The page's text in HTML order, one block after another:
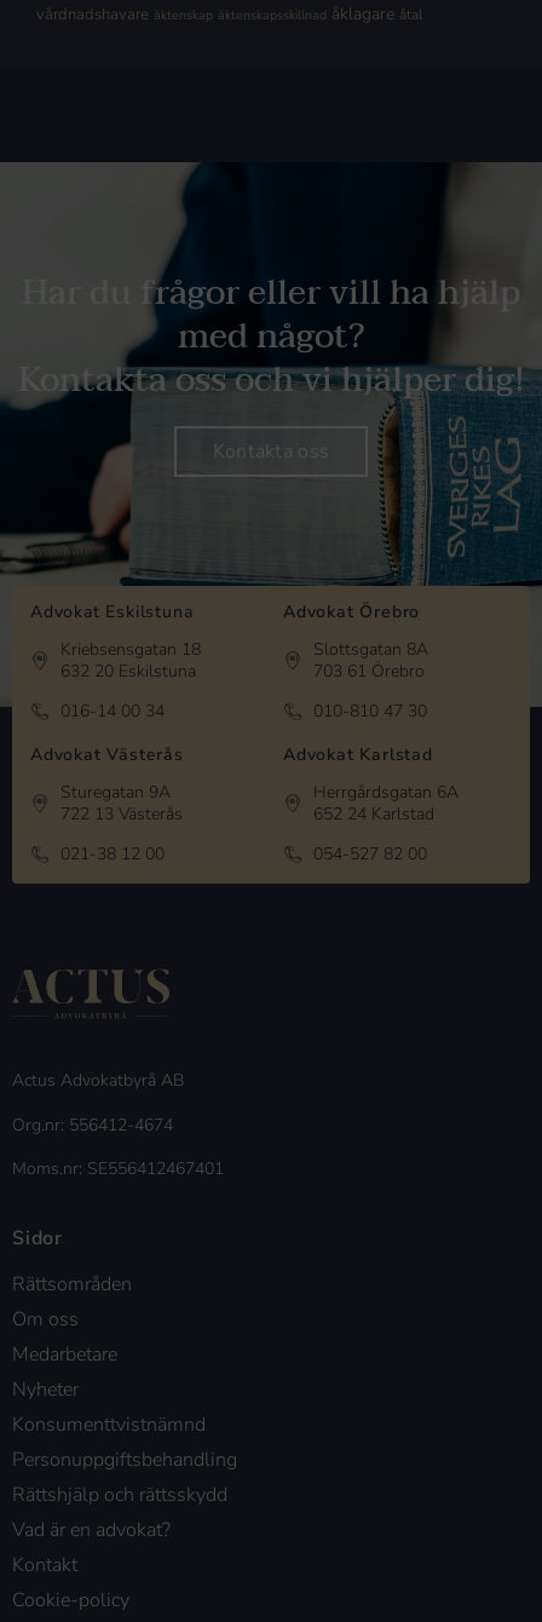
vårdnadshavare äktenskap äktenskapsskillnad åklagare åtal
Har du frågor eller vill ha hjälp
med något?
Kontakta oss och vi hjälper dig!
Kontakta oss
Advokat Eskilstuna
Kriebsensgatan 18
632 20 Eskilstuna
016-14 00 34
Advokat Örebro
Slottsgatan 8A
703 61 Örebro
010-810 47 30
Advokat Västerås
Sturegatan 9A
722 13 Västerås
021-38 12 00
Advokat Karlstad
Herrgårdsgatan 6A
652 24 Karlstad
054-527 82 00
Actus Advokatbyrå AB
Org.nr: 556412-4674
Moms.nr: SE556412467401
Sidor
Rättsområden
Om oss
Medarbetare
Nyheter
Konsumenttvistnämnd
Personuppgiftsbehandling
Rättshjälp och rättsskydd
Vad är en advokat?
Kontakt
Cookie-policy